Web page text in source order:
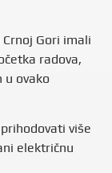
Gori imali
radova,
u ovako
više
električnu